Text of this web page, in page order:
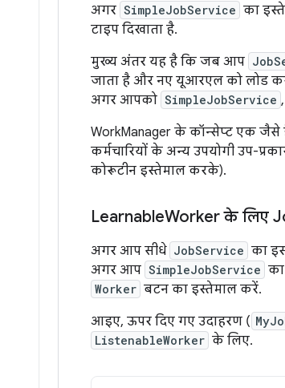
अगर SimpleJobService का
टाइप दिखाता है.
मुख्य अंतर यह है कि जब आप
जाता है और नए यूआरएल को लोड
अगर आपको SimpleJobService
WorkManager के कॉन्सेप्ट एक जैसे
कर्मचारियों के अन्य उपयोगी उप-
कोरूटीन इस्तेमाल करके).
LearnableWorker के लिए
अगर आप सीधे JobService का
अगर आप SimpleJobService
Worker बटन का इस्तेमाल करें.
आइए, ऊपर दिए गए उदाहरण (
ListenableWorker के लिए.